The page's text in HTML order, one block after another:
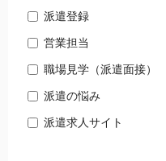
派遣登録
営業担当
職場見学（派遣面接）
派遣の悩み
派遣求人サイト